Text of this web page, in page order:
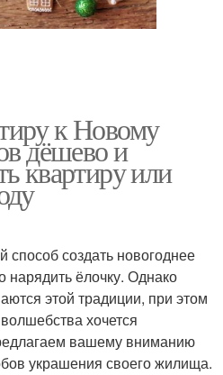
к Новому
дёшево и
квартиру или
создать новогоднее
нарядить ёлочку. Однако
этой традиции, при этом
хочется
вашему вниманию
украшения своего жилища.